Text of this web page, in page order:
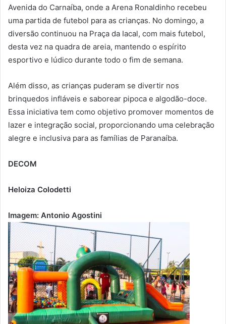
Avenida do Carnaíba, onde a Arena Ronaldinho recebeu
uma partida de futebol para as crianças. No domingo, a
diversão continuou na Praça da Iacal, com mais futebol,
desta vez na quadra de areia, mantendo o espírito
esportivo e lúdico durante todo o fim de semana.
Além disso, as crianças puderam se divertir nos
brinquedos infláveis e saborear pipoca e algodão-doce.
Essa iniciativa tem como objetivo promover momentos de
lazer e integração social, proporcionando uma celebração
alegre e inclusiva para as famílias de Paranaíba.
DECOM
Heloiza Colodetti
Imagem: Antonio Agostini